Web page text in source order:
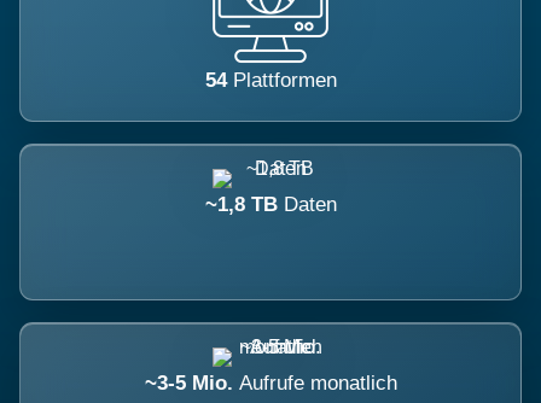
54 Plattformen
~1,8 TB Daten
~3-5 Mio. Aufrufe monatlich